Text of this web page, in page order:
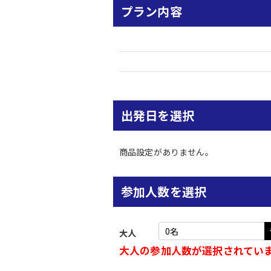
プラン内容
出発日を選択
商品設定がありません。
参加人数を選択
大人
大人の参加人数が選択されてい